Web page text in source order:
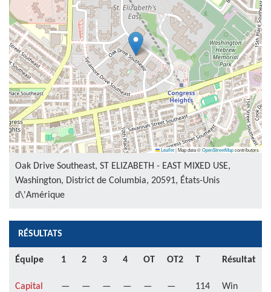
Leaflet|Map data ©OpenStreetMapcontributors
Oak Drive Southeast, ST ELIZABETH - EAST MIXED USE,
Washington, District de Columbia, 20591, États-Unis
d\'Amérique
RÉSULTATS
Équipe 1 2 3 4 OT OT2 T Résultat
Capital
— — — — — — 114 Win